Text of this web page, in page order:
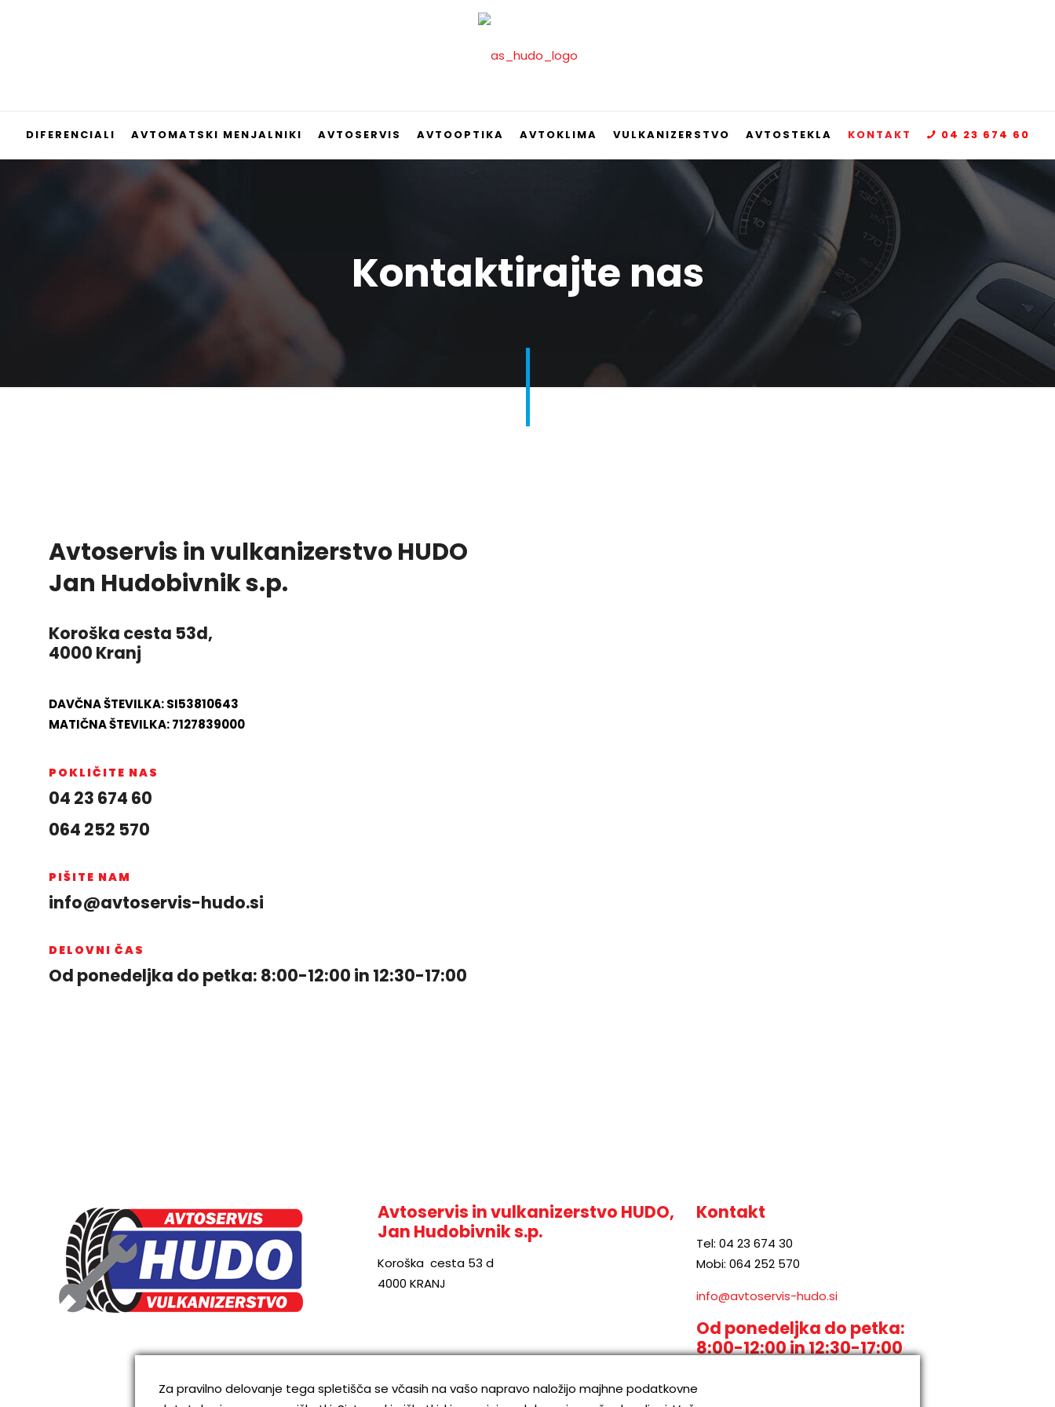
DIFERENCIALI AVTOMATSKI MENJALNIKI AVTOSERVIS AVTOOPTIKA AVTOKLIMA VULKANIZERSTVO AVTOSTEKLA KONTAKT 04 23 674 60
Kontaktirajte nas
Avtoservisin vulkanizerstvo HUDO
Jan Hudobivnik s.p.
Koroška cesta 53d,
4000 Kranj
DAVČNA ŠTEVILKA: SI53810643
MATIČNA ŠTEVILKA: 7127839000
POKLIČITE NAS
04 23 674 60
064 252 570
PIŠITE NAM
info@avtoservis-hudo.si
DELOVNI ČAS
Od ponedeljka do petka: 8:00-12:00 in 12:30-17:00
Avtoservis in vulkanizerstvo HUDO,
Jan Hudobivnik s.p.
Koroška cesta 53 d
4000 KRANJ
Kontakt
Tel: 04 23 674 30
Mobi: 064 252 570
info@avtoservis-hudo.si
Od ponedeljka do petka:
8:00-12:00 in 12:30-17:00
Za pravilno delovanje tega spletišča se včasih na vašo napravo naložijo majhne podatkovne